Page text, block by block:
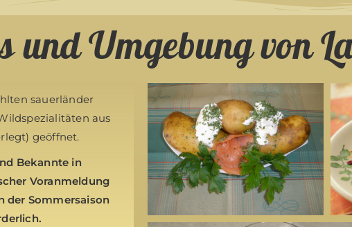
Umgebung von
sauerländer
aus
geöffnet.
Bekannte in
Voranmeldung
der Sommersaison